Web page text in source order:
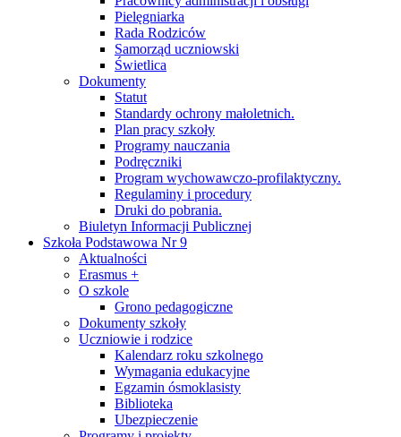
Pielęgniarka
Rada Rodziców
Samorząd uczniowski
Świetlica
Dokumenty
Statut
Standardy ochrony małoletnich.
Plan pracy szkoły
Programy nauczania
Podręczniki
Program wychowawczo-profilaktyczny.
Regulaminy i procedury
Druki do pobrania.
Biuletyn Informacji Publicznej
Szkoła Podstawowa Nr 9
Aktualności
Erasmus +
O szkole
Grono pedagogiczne
Dokumenty szkoły
Uczniowie i rodzice
Kalendarz roku szkolnego
Wymagania edukacyjne
Egzamin ósmoklasisty
Biblioteka
Ubezpieczenie